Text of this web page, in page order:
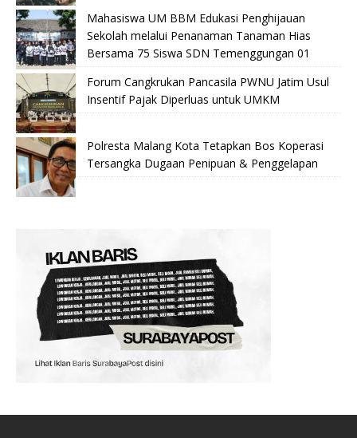
Mahasiswa UM BBM Edukasi Penghijauan
Sekolah melalui Penanaman Tanaman Hias
Bersama 75 Siswa SDN Temenggungan 01
Forum Cangkrukan Pancasila PWNU Jatim Usul
Insentif Pajak Diperluas untuk UMKM
Polresta Malang Kota Tetapkan Bos Koperasi
Tersangka Dugaan Penipuan & Penggelapan